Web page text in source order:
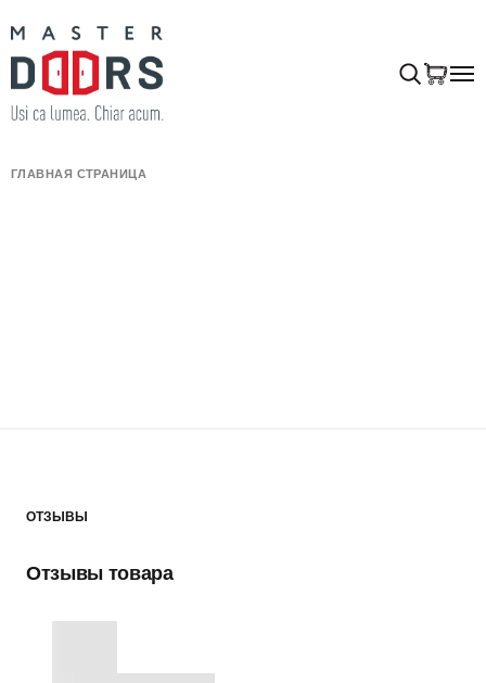
ГЛАВНАЯ СТРАНИЦА
ОТЗЫВЫ
Отзывы товара